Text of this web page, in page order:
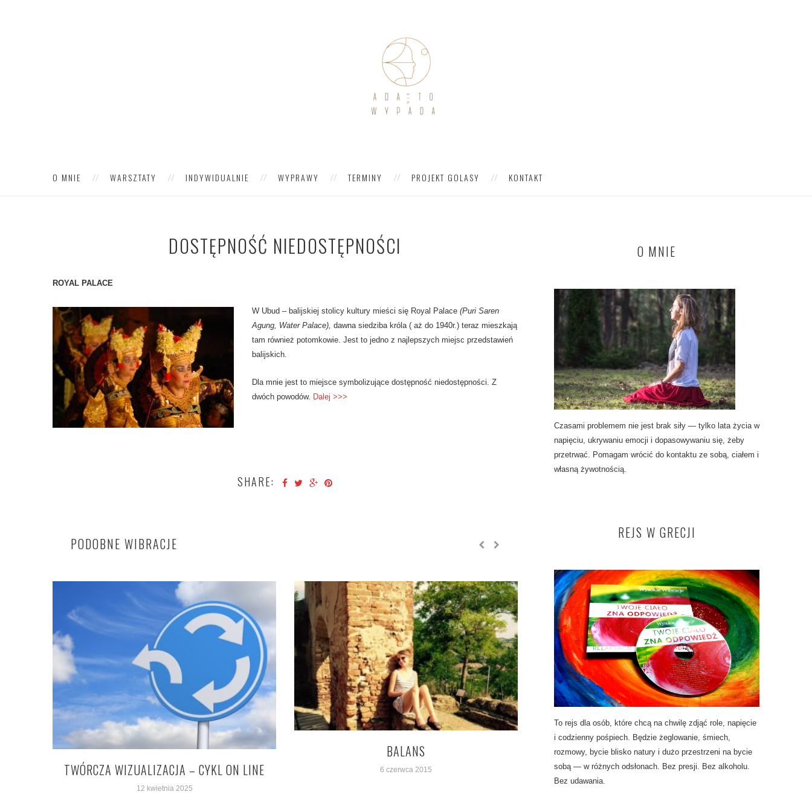
O MNIE WARSZTATY INDYWIDUALNIE WYPRAWY TERMINY PROJEKT GOLASY KONTAKT
DOSTĘPNOŚĆ NIEDOSTĘPNOŚCI
ROYAL PALACE
W Ubud – balijskiej stolicy kultury mieści się Royal Palace (Puri Saren
Agung, Water Palace), dawna siedziba króla ( aż do 1940r.) teraz mieszkają
tam również potomkowie. Jest to jedno z najlepszych miejsc przedstawień
balijskich.
Dla mnie jest to miejsce symbolizujące dostępność niedostępności. Z
dwóch powodów. Dalej >>>
SHARE:
PODOBNE WIBRACJE
TWÓRCZA WIZUALIZACJA – CYKL ON LINE
12 kwietnia 2025
BALANS
6 czerwca 2015
OD CHAOSU DO UPORZĄDKOWANIA
18 czerwca 2013
O MNIE
Czasami problemem nie jest brak siły — tylko lata życia w
napięciu, ukrywaniu emocji i dopasowywaniu się, żeby
przetrwać. Pomagam wrócić do kontaktu ze sobą, ciałem i
własną żywotnością.
REJS W GRECJI
To rejs dla osób, które chcą na chwilę zdjąć role, napięcie
i codzienny pośpiech. Będzie żeglowanie, śmiech,
rozmowy, bycie blisko natury i dużo przestrzeni na bycie
sobą — w różnych odsłonach. Bez presji. Bez alkoholu.
Bez udawania.